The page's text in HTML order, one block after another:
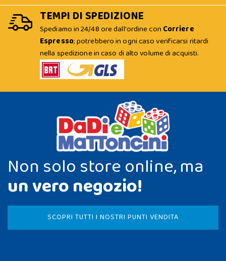
TEMPI DI SPEDIZIONE
Spediamo in 24/48 ore dall'ordine con Corriere
Espresso; potrebbero in ogni caso verificarsi ritardi
nella spedizione in caso di alto volume di acquisti.
Non solo store online, ma
un vero negozio!
SCOPRI TUTTI I NOSTRI PUNTI VENDITA